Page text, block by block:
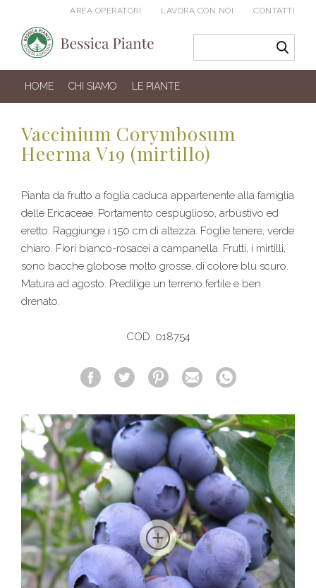
AREA OPERATORI LAVORA CON NOI CONTATTI
HOME CHI SIAMO LE PIANTE
Vaccinium Corymbosum
Heerma V19 (mirtillo)
Pianta da frutto a foglia caduca appartenente alla famiglia
delle Ericaceae. Portamento cespuglioso, arbustivo ed
eretto. Raggiunge i 150 cm di altezza. Foglie tenere, verde
chiaro. Fiori bianco-rosacei a campanella. Frutti, i mirtilli,
sono bacche globose molto grosse, di colore blu scuro.
Matura ad agosto. Predilige un terreno fertile e ben
drenato.
COD. 018754